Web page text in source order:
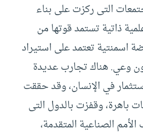
التى ركزت على بناء
ذاتية تستمد قوتها من
اسمنتية تعتمد على استيراد
وعي. هناك تجارب عديدة
في الإنسان، وقد حققت
باهرة، وقفزت بالدول التى
الصناعية المتقدمة،